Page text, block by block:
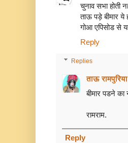
चुनाव सभा होती
ताऊ पड़े बीमार ये
गोआ एपिसोड से
Reply
Replies
ताऊ रामपुरिया
बीमार पडने का
रामराम.
Reply